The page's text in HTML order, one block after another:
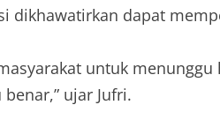
dikhawatirkan dapat
untuk
ujar Jufri.